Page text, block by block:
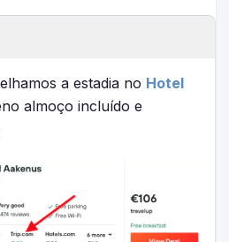
a estadia no Hotel
almoço incluído e